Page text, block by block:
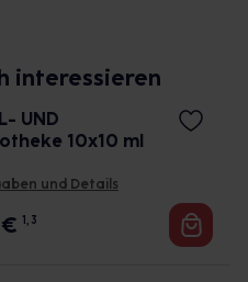
interessieren
UND
10x10 ml
und Details
€ 1, 3